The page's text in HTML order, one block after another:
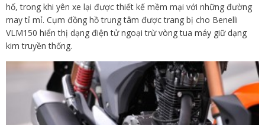
hố, trong khi yên xe lại được thiết kế mềm mại với những đường
may tỉ mỉ. Cụm đồng hồ trung tâm được trang bị cho Benelli
VLM150 hiển thị dạng điện tử ngoại trừ vòng tua máy giữ dạng
kim truyền thống.